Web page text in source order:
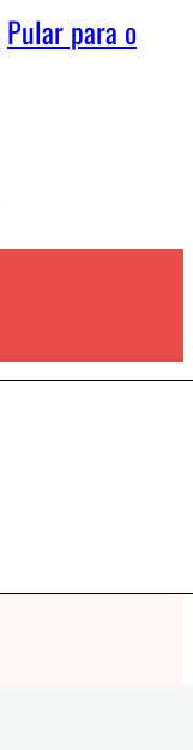
Pular para o